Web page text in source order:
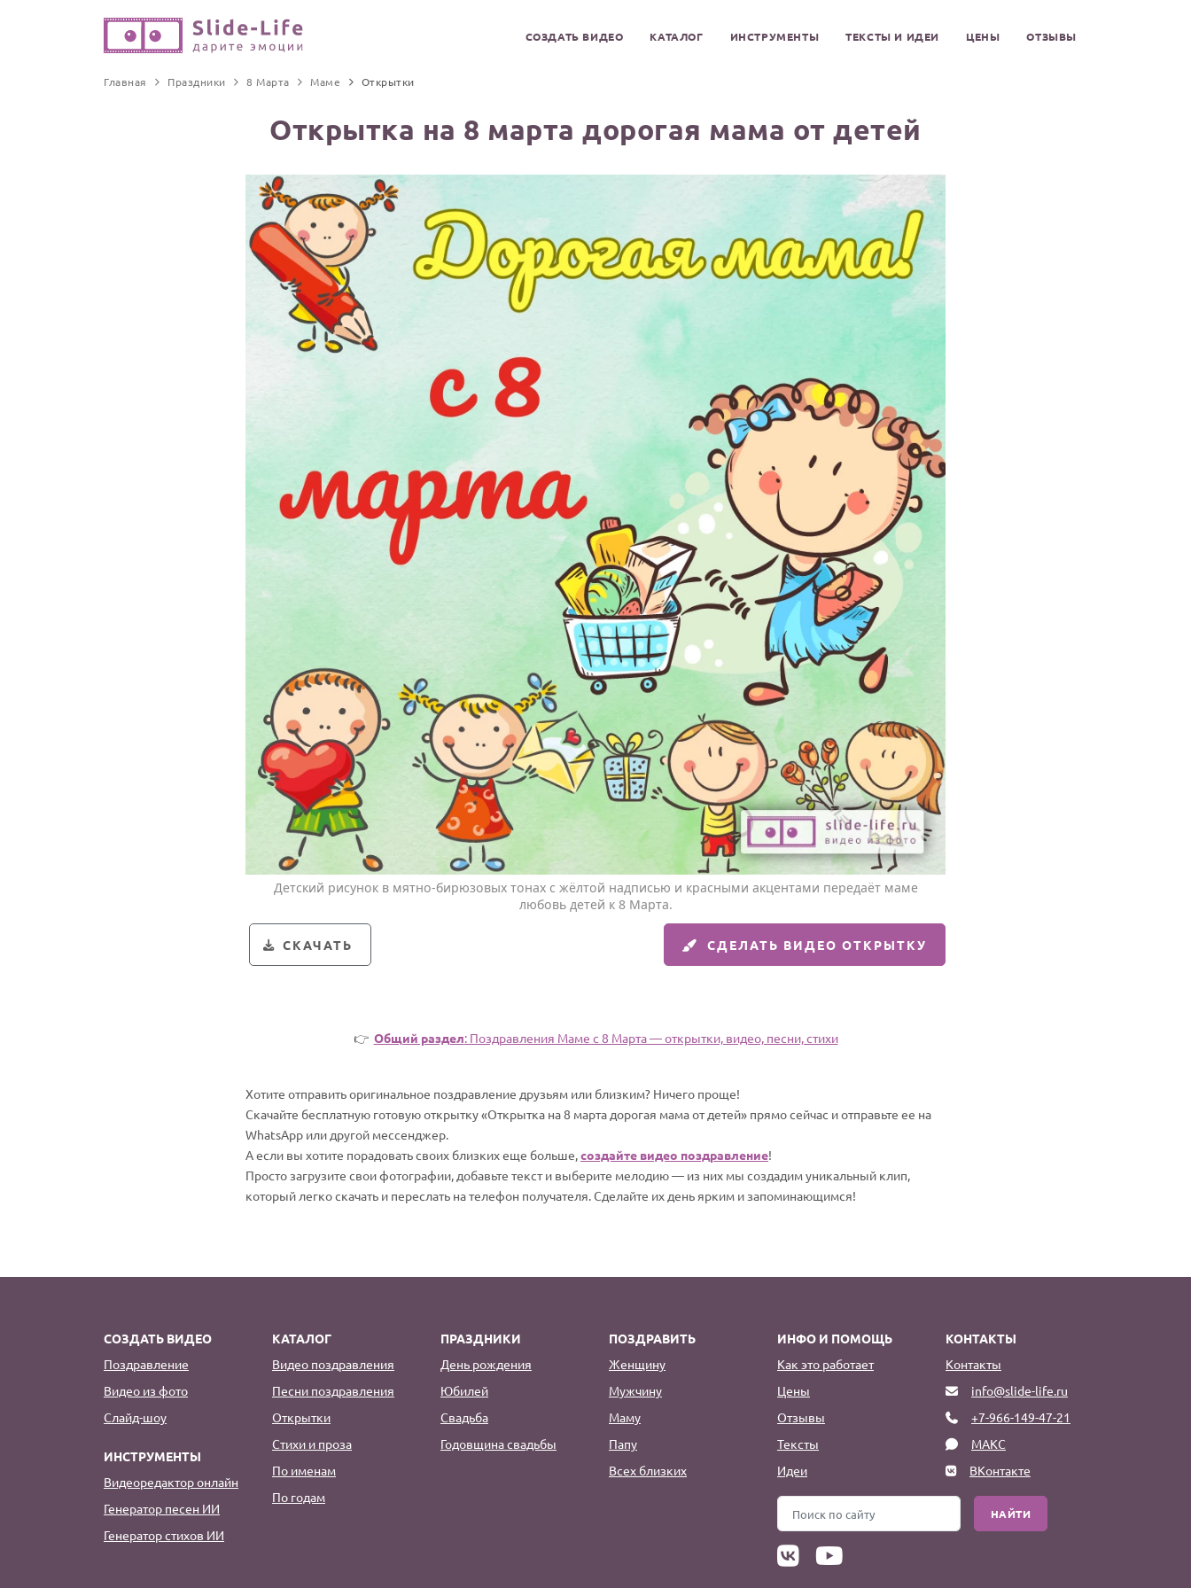
СОЗДАТЬ ВИДЕО КАТАЛОГ ИНСТРУМЕНТЫ ТЕКСТЫ И ИДЕИ ЦЕНЫ ОТЗЫВЫ
Главная Праздники 8 Марта Маме Открытки
Открытка на 8 марта дорогая мама от детей
Детский рисунок в мятно-бирюзовых тонах с жёлтой надписью и красными акцентами передаёт маме
любовь детей к 8 Марта.
СКАЧАТЬ СДЕЛАТЬ ВИДЕО ОТКРЫТКУ
👉 Общий раздел: Поздравления Маме с 8 Марта — открытки, видео, песни, стихи
Хотите отправить оригинальное поздравление друзьям или близким? Ничего проще!
Скачайте бесплатную готовую открытку «Открытка на 8 марта дорогая мама от детей» прямо сейчас и отправьте ее на
WhatsApp или другой мессенджер.
А если вы хотите порадовать своих близких еще больше,создайте видео поздравление!
Просто загрузите свои фотографии, добавьте текст и выберите мелодию — из них мы создадим уникальный клип,
который легко скачать и переслать на телефон получателя. Сделайте их день ярким и запоминающимся!
СОЗДАТЬ ВИДЕО
Поздравление
Видео из фото
Слайд-шоу
ИНСТРУМЕНТЫ
Видеоредактор онлайн
Генератор песен ИИ
Генератор стихов ИИ
КАТАЛОГ
Видео поздравления
Песни поздравления
Открытки
Стихи и проза
По именам
По годам
ПРАЗДНИКИ
День рождения
Юбилей
Свадьба
Годовщина свадьбы
ПОЗДРАВИТЬ
Женщину
Мужчину
Маму
Папу
Всех близких
ИНФО И ПОМОЩЬ
Как это работает
Цены
Отзывы
Тексты
Идеи
КОНТАКТЫ
Контакты
info@slide-life.ru
+7-966-149-47-21
МАКС
ВКонтакте
НАЙТИ